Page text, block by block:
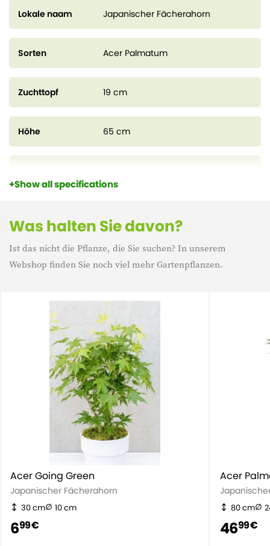
Lokale naam Japanischer Fächerahorn
Sorten Acer Palmatum
Zuchttopf 19 cm
Höhe 65 cm
Show all specifications
Was halten Sie davon?
Ist das nicht die Pflanze, die Sie suchen? In unserem
Webshop finden Sie noch viel mehr Gartenpflanzen.
Acer Going Green
Japanischer Fächerahorn
30 cm 10 cm
699 €
Acer
80 cm
4699 €